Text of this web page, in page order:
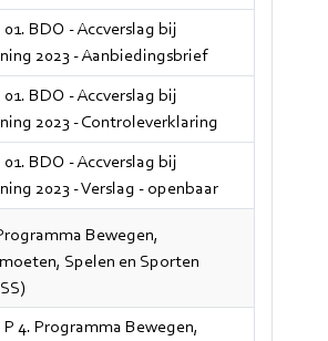
01. BDO - Accverslag bij
2023 - Aanbiedingsbrief
01. BDO - Accverslag bij
2023 - Controleverklaring
01. BDO - Accverslag bij
2023 - Verslag - openbaar
Bewegen,
Spelen en Sporten
P 4. Programma Bewegen,